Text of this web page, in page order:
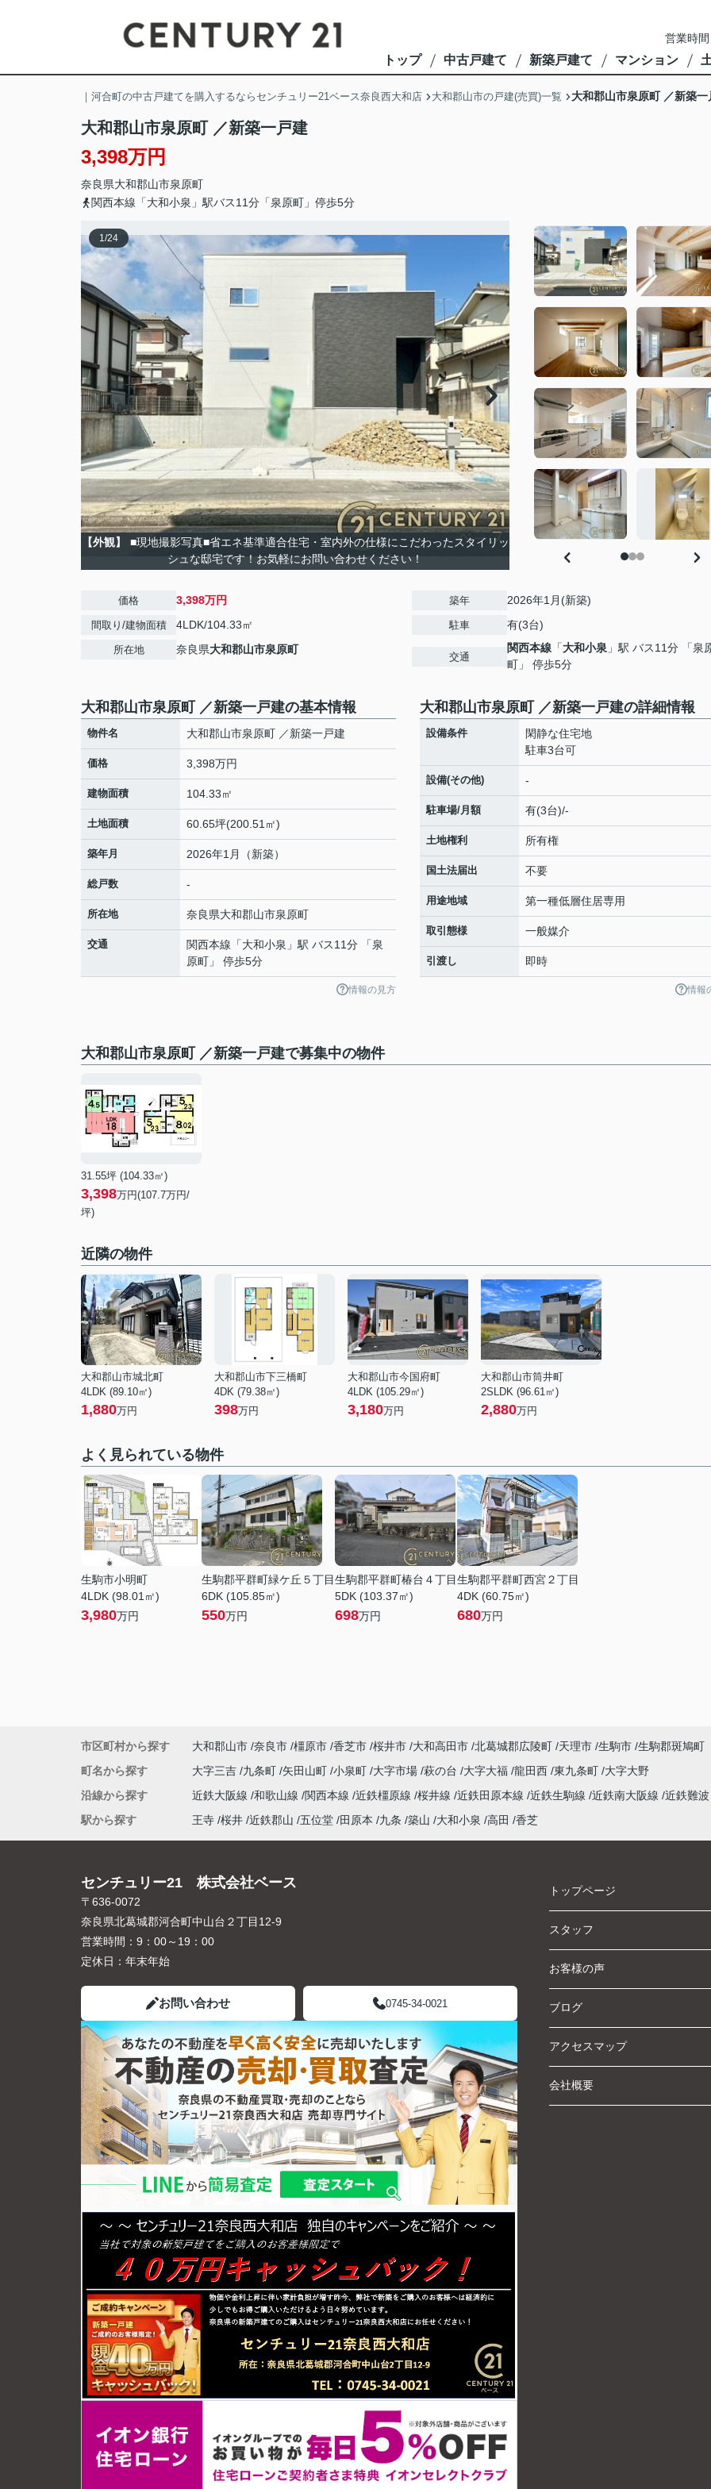
営業時
トップ 中古戸建て 新築戸建て マンション
｜河合町の中古戸建てを購入するならセンチュリー21ベース奈良西大和店 大和郡山市の戸建(売買)一覧 大和郡山市泉原町 ／新築一
大和郡山市泉原町 ／新築一戸建
3,398万円
奈良県大和郡山市泉原町
関西本線「大和小泉」駅バス11分「泉原町」停歩5分
1/24
【外観】
■現地撮影写真■省エネ基準適合住宅・室内外の仕様にこだわったスタイリッ
シュな邸宅です！お気軽にお問い合わせください！
価格 3,398万円
間取り/建物面積 4LDK/104.33㎡
所在地 奈良県大和郡山市泉原町
築年 2026年1月(新築)
駐車 有(3台)
交通
関西本線 「大和小泉 」駅 バス11分 「泉
町」 停歩5分
大和郡山市泉原町 ／新築一戸建の基本情報
物件名 大和郡山市泉原町 ／新築一戸建
価格 3,398万円
建物面積 104.33㎡
土地面積 60.65坪(200.51㎡)
築年月 2026年1月（新築）
総戸数 -
所在地 奈良県大和郡山市泉原町
交通 関西本線 「大和小泉 」駅 バス11分 「泉
原町」 停歩5分
情報の見方
大和郡山市泉原町 ／新築一戸建の詳細情報
設備条件
閑静な住宅地
駐車3台可
設備(その他) -
駐車場/月額 有(3台)/-
土地権利 所有権
国土法届出 不要
用途地域 第一種低層住居専用
取引態様 一般媒介
引渡し 即時
情報
大和郡山市泉原町 ／新築一戸建で募集中の物件
31.55坪 (104.33㎡)
3,398万円(107.7万円/
坪)
近隣の物件
大和郡山市城北町
4LDK (89.10㎡)
1,880万円
大和郡山市下三橋町
4DK (79.38㎡)
398万円
大和郡山市今国府町
4LDK (105.29㎡)
3,180万円
大和郡山市筒井町
2SLDK (96.61㎡)
2,880万円
よく見られている物件
生駒市小明町
4LDK (98.01㎡)
3,980万円
生駒郡平群町緑ケ丘５丁目
6DK (105.85㎡)
550万円
生駒郡平群町椿台４丁目
5DK (103.37㎡)
698万円
生駒郡平群町西宮２丁目
4DK (60.75㎡)
680万円
市区町村から探す 大和郡山市 奈良市 橿原市 香芝市 桜井市 大和高田市 北葛城郡広陵町 天理市 生駒市 生駒郡斑鳩町
町名から探す
大字三吉 九条町 矢田山町 小泉町 大字市場 萩の台 大字大福 龍田西 東九条町 大字大野
沿線から探す
近鉄大阪線 和歌山線 関西本線 近鉄橿原線 桜井線 近鉄田原本線 近鉄生駒線 近鉄南大阪線 近鉄難
駅から探す
王寺 桜井 近鉄郡山 五位堂 田原本 九条 築山 大和小泉 高田 香芝
センチュリー21 株式会社ベース
〒636-0072
奈良県北葛城郡河合町中山台２丁目12-9
営業時間： 9：00～19：00
定休日： 年末年始
お問い合わせ 0745-34-0021
トップページ
スタッフ
お客様の声
ブログ
アクセスマップ
会社概要